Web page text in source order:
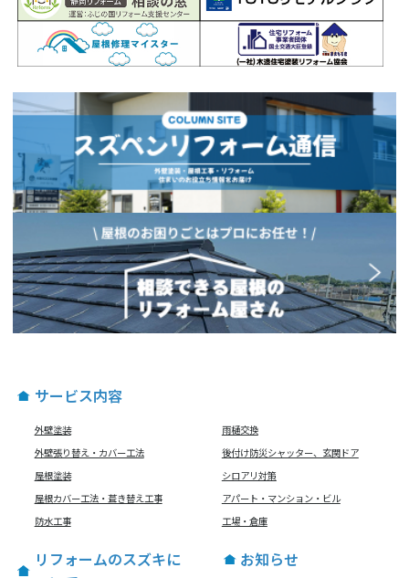
サービス内容
外壁塗装
外壁張り替え・カバー工法
屋根塗装
屋根カバー工法・葺き替え工事
防水工事
雨樋交換
後付け防災シャッター、玄関ドア
シロアリ対策
アパート・マンション・ビル
工場・倉庫
リフォームのスズキに
お知らせ